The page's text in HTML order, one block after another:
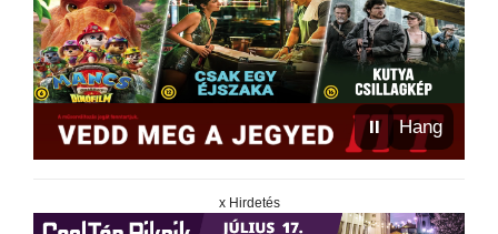
⏸ Hang
x Hirdetés